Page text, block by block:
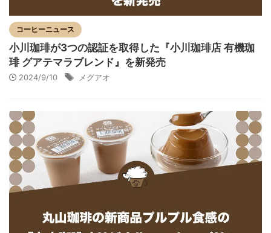
コーヒーニュース
小川珈琲が3つの認証を取得した『小川珈琲店 有機珈
琲 グアテマラブレンド』を新発売
2024/9/10 メグアオ